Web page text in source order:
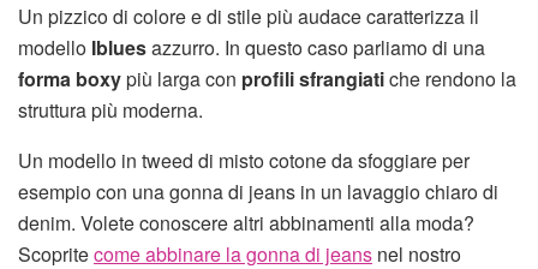
Un pizzico di colore e di stile più audace caratterizza il
modello Ibluesazzurro. In questo caso parliamo di una
forma boxypiù larga con profili sfrangiatiche rendono la
struttura più moderna.
Un modello in tweed di misto cotone da sfoggiare per
esempio con una gonna di jeans in un lavaggio chiaro di
denim. Volete conoscere altri abbinamenti alla moda?
Scopritecome abbinare la gonna di jeans nel nostro